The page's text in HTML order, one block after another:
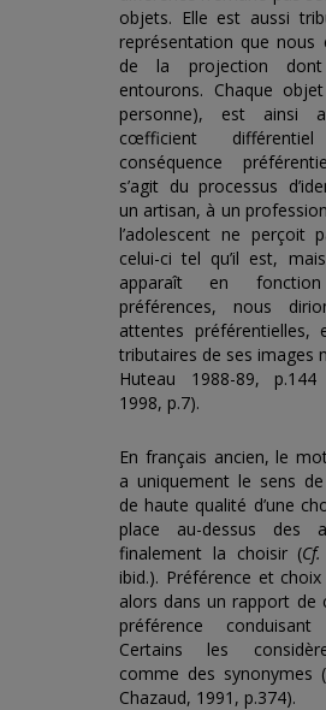
objets. Elle est aussi
représentation que nous
de la projection
entourons. Chaque
personne), est ainsi
cœfficient
conséquence
s’agit du processus
un artisan, à un
l’adolescent ne perçoit
celui-ci tel qu’il est,
apparaît en
préférences, nous
attentes préférentielles,
tributaires de ses images
Huteau 1988-89,
1998, p.7).
En français ancien, le
a uniquement le sens
de haute qualité d’une
place au-dessus des
finalement la choisir (Cf.
ibid.). Préférence et
alors dans un rapport de
préférence
Certains les
comme des synonymes
Chazaud, 1991, p.374).